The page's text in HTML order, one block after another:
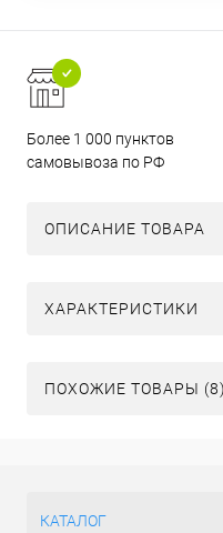
Более 1 000 пунктов
самовывоза по РФ
ОПИСАНИЕ ТОВАРА
ХАРАКТЕРИСТИКИ
ПОХОЖИЕ ТОВАРЫ (8)
КАТАЛОГ